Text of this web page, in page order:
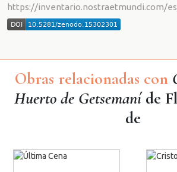
https://inventario.nostraetmundi.com/
Obras relacionadas con
Huerto de Getsemaníde
de